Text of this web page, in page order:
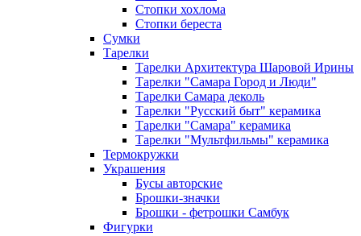
Стопки хохлома
Стопки береста
Сумки
Тарелки
Тарелки Архитектура Шаровой Ирины
Тарелки "Самара Город и Люди"
Тарелки Самара деколь
Тарелки "Русский быт" керамика
Тарелки "Самара" керамика
Тарелки "Мультфильмы" керамика
Термокружки
Украшения
Бусы авторские
Брошки-значки
Брошки - фетрошки Самбук
Фигурки